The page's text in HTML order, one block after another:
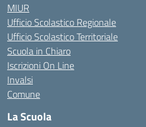
MIUR
Ufficio Scolastico Regionale
Ufficio Scolastico Territoriale
Scuola in Chiaro
Iscrizioni On Line
Invalsi
Comune
La Scuola